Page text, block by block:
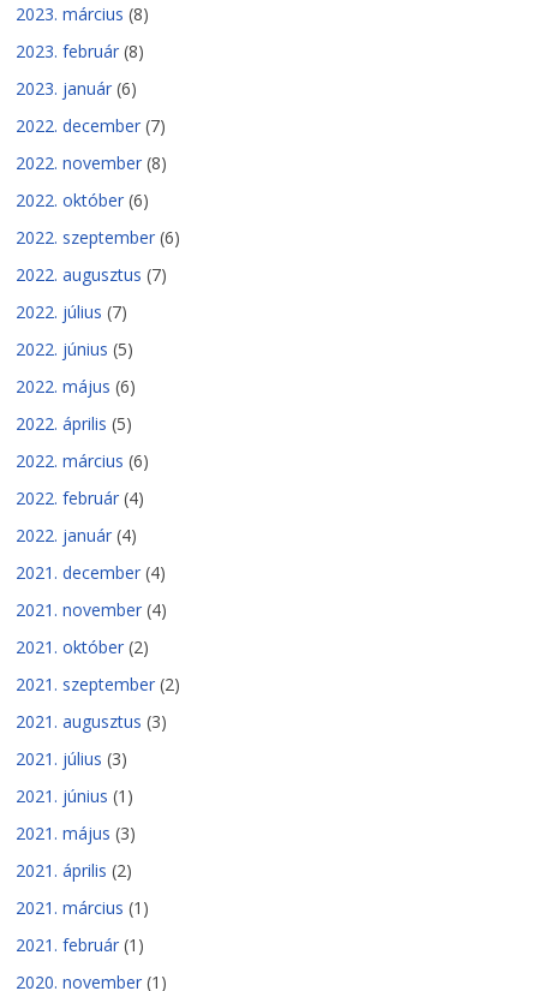
2023. március (8)
2023. február (8)
2023. január (6)
2022. december (7)
2022. november (8)
2022. október (6)
2022. szeptember (6)
2022. augusztus (7)
2022. július (7)
2022. június (5)
2022. május (6)
2022. április (5)
2022. március (6)
2022. február (4)
2022. január (4)
2021. december (4)
2021. november (4)
2021. október (2)
2021. szeptember (2)
2021. augusztus (3)
2021. július (3)
2021. június (1)
2021. május (3)
2021. április (2)
2021. március (1)
2021. február (1)
2020. november (1)